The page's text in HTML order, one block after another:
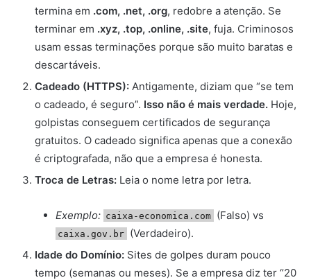
termina em .com, .net, .org, redobre a atenção. Se
terminar em .xyz, .top, .online, .site, fuja. Criminosos
usam essas terminações porque são muito baratas e
descartáveis.
Cadeado (HTTPS): Antigamente, diziam que “se tem
o cadeado, é seguro”. Isso não é mais verdade. Hoje,
golpistas conseguem certificados de segurança
gratuitos. O cadeado significa apenas que a conexão
é criptografada, não que a empresa é honesta.
Troca de Letras: Leia o nome letra por letra.
Exemplo: caixa-economica.com (Falso) vs
caixa.gov.br (Verdadeiro).
Idade do Domínio: Sites de golpes duram pouco
tempo (semanas ou meses). Se a empresa diz ter “20